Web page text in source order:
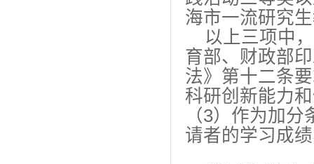
海市一流研究
以上三项中，
育部、财政部
法》第十二条
科研创新能力
（3）作为加
请者的学习成